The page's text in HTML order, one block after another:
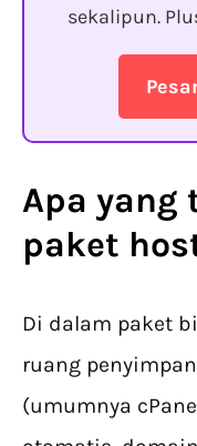
sekalipun.
Apa yang
paket
Di dalam paket
ruang
(umumnya